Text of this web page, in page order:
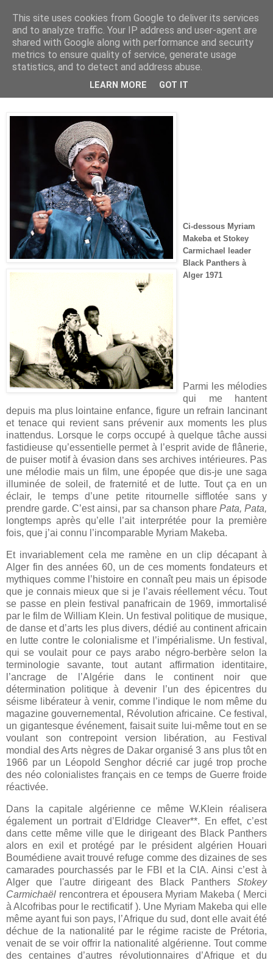
Myriam l’Anti Joséphine Baker
Ci-dessous Myriam
Makeba et Stokey
Carmichael leader
Black Panthers à
Alger 1971
Parmi les mélodies
qui me hantent
depuis ma plus lointaine enfance, figure un refrain lancinant
et tenace qui revient sans prévenir aux moments les plus
inattendus. Lorsque le corps occupé à quelque tâche aussi
fastidieuse qu’essentielle permet à l’esprit avide de flânerie,
de puiser motif à évasion dans ses archives intérieures. Pas
une mélodie mais un film, une épopée que dis-je une saga
illuminée de soleil, de fraternité et de lutte. Tout ça en un
éclair, le temps d’une petite ritournelle sifflotée sans y
prendre garde. C’est ainsi, par sa chanson phare Pata, Pata,
longtemps après qu’elle l’ait interprétée pour la première
fois, que j’ai connu l’incomparable Myriam Makeba.
Et invariablement cela me ramène en un clip décapant à
Alger fin des années 60, un de ces moments fondateurs et
mythiques comme l’histoire en connaît peu mais un épisode
que je connais mieux que si je l’avais réellement vécu. Tout
se passe en plein festival panafricain de 1969, immortalisé
par le film de William Klein. Un festival politique de musique,
de danse et d’arts les plus divers, dédié au continent africain
en lutte contre le colonialisme et l’impérialisme. Un festival,
qui se voulait pour ce pays arabo négro-berbère selon la
terminologie savante, tout autant affirmation identitaire,
l’ancrage de l’Algérie dans le continent noir que
détermination politique à devenir l’un des épicentres du
séisme libérateur à venir, comme l’indique le nom même du
magazine gouvernemental, Révolution africaine. Ce festival,
un gigantesque événement, faisait suite lui-même tout en se
voulant son contrepoint version libération, au Festival
mondial des Arts nègres de Dakar organisé 3 ans plus tôt en
1966 par un Léopold Senghor décrié car jugé trop proche
des néo colonialistes français en ce temps de Guerre froide
réactivée.
Dans la capitale algérienne ce même W.Klein réalisera
également un portrait d’Eldridge Cleaver**. En effet, c’est
dans cette même ville que le dirigeant des Black Panthers
alors en exil et protégé par le président algérien Houari
Boumédiene avait trouvé refuge comme des dizaines de ses
camarades pourchassés par le FBI et la CIA. Ainsi c’est à
Alger que l'autre dirigeant des Black Panthers Stokey
Carmichaël rencontrera et épousera Myriam Makeba ( Merci
à Alcofribas pour le rectificatif ). Une Myriam Makeba qui elle
même ayant fui son pays, l’Afrique du sud, dont elle avait été
déchue de la nationalité par le régime raciste de Prétoria,
venait de se voir offrir la nationalité algérienne. Tout comme
des centaines d’autres révolutionnaires d’Afrique et du
This site uses cookies from Google to deliver its services
and to analyze traffic. Your IP address and user-agent are
shared with Google along with performance and security
metrics to ensure quality of service, generate usage
statistics, and to detect and address abuse.
LEARN MORE GOT IT